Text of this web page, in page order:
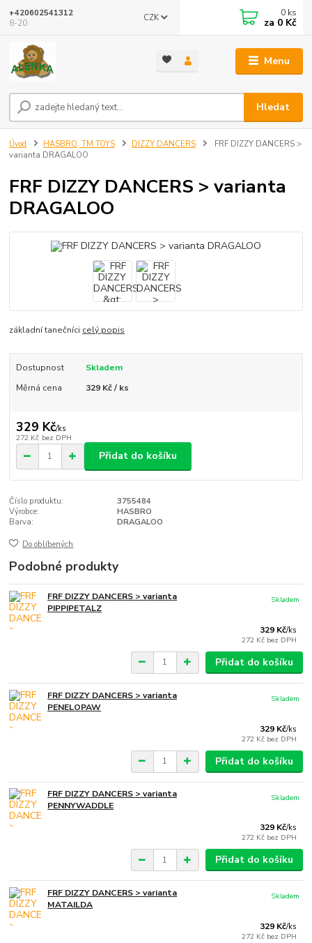
Menu
CZK
Hledat
+420602541312
8-20
0 ks
za 0 Kč
Úvod HASBRO, TM TOYS DIZZY DANCERS
FRF DIZZY DANCERS >
varianta DRAGALOO
FRF DIZZY DANCERS > varianta
DRAGALOO
základní tanečníci celý popis
Dostupnost
Skladem
Měrná cena
329 Kč / ks
329 Kč/ks
272 Kč bez DPH
Přidat do košíku
Číslo produktu:
3755484
Výrobce:
HASBRO
Barva:
DRAGALOO
Do oblíbených
Podobné produkty
FRF DIZZY DANCERS > varianta
PIPPIPETALZ
329 Kč/ks
272 Kč bez DPH
Skladem
Přidat do košíku
FRF DIZZY DANCERS > varianta
PENELOPAW
329 Kč/ks
272 Kč bez DPH
Skladem
Přidat do košíku
FRF DIZZY DANCERS > varianta
PENNYWADDLE
329 Kč/ks
272 Kč bez DPH
Skladem
Přidat do košíku
FRF DIZZY DANCERS > varianta
MATAILDA
329 Kč/ks
272 Kč bez DPH
Skladem